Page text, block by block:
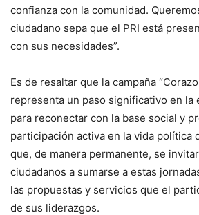
confianza con la comunidad.
ciudadano sepa que el PRI está
con sus necesidades”.
Es de resaltar que la campaña
representa un paso significativo en la
para reconectar con la base social y
participación activa en la vida política
que, de manera permanente, se
ciudadanos a sumarse a estas
las propuestas y servicios que el
de sus liderazgos.